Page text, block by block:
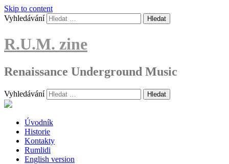
Skip to content
Vyhledávání
R.U.M. zine
Renaissance Underground Music
Vyhledávání
Úvodník
Historie
Kontakty
Rumlidi
English version